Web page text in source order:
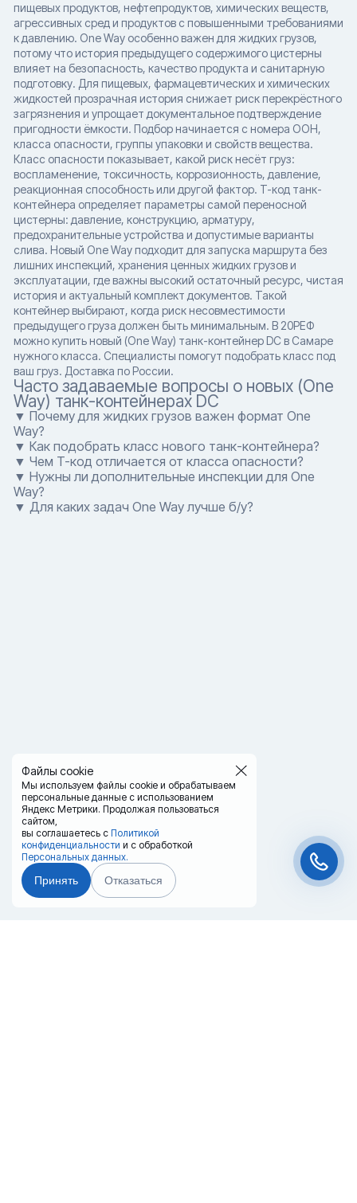
Файлы cookie
Мы используем файлы cookie и обрабатываем
персональные данные с использованием
Яндекс Метрики. Продолжая пользоваться
сайтом,
вы соглашаетесь с Политикой
конфиденциальности и с обработкой
Персональных данных.
Принять Отказаться
пищевых продуктов, нефтепродуктов, химических веществ,
агрессивных сред и продуктов с повышенными требованиями
к давлению. One Way особенно важен для жидких грузов,
потому что история предыдущего содержимого цистерны
влияет на безопасность, качество продукта и санитарную
подготовку. Для пищевых, фармацевтических и химических
жидкостей прозрачная история снижает риск перекрёстного
загрязнения и упрощает документальное подтверждение
пригодности ёмкости. Подбор начинается с номера ООН,
класса опасности, группы упаковки и свойств вещества.
Класс опасности показывает, какой риск несёт груз:
воспламенение, токсичность, коррозионность, давление,
реакционная способность или другой фактор. T-код танк-
контейнера определяет параметры самой переносной
цистерны: давление, конструкцию, арматуру,
предохранительные устройства и допустимые варианты
слива. Новый One Way подходит для запуска маршрута без
лишних инспекций, хранения ценных жидких грузов и
эксплуатации, где важны высокий остаточный ресурс, чистая
история и актуальный комплект документов. Такой
контейнер выбирают, когда риск несовместимости
предыдущего груза должен быть минимальным. В 20РЕФ
можно купить новый (One Way) танк-контейнер DC в Самаре
нужного класса. Специалисты помогут подобрать класс под
ваш груз. Доставка по России.
Часто задаваемые вопросы о новых (One
Way) танк-контейнерах DC
▼ Почему для жидких грузов важен формат One
Way?
▼ Как подобрать класс нового танк-контейнера?
▼ Чем T-код отличается от класса опасности?
▼ Нужны ли дополнительные инспекции для One
Way?
▼ Для каких задач One Way лучше б/у?